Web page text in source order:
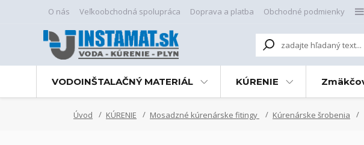
O nás Veľkoobchodná spolupráca Doprava a platba Obchodné podmienky
VODOINŠTALAČNÝ MATERIÁL KÚRENIE
Úvod KÚRENIE Mosadzné kúrenárske fitingy Kúrenárske šrobenia